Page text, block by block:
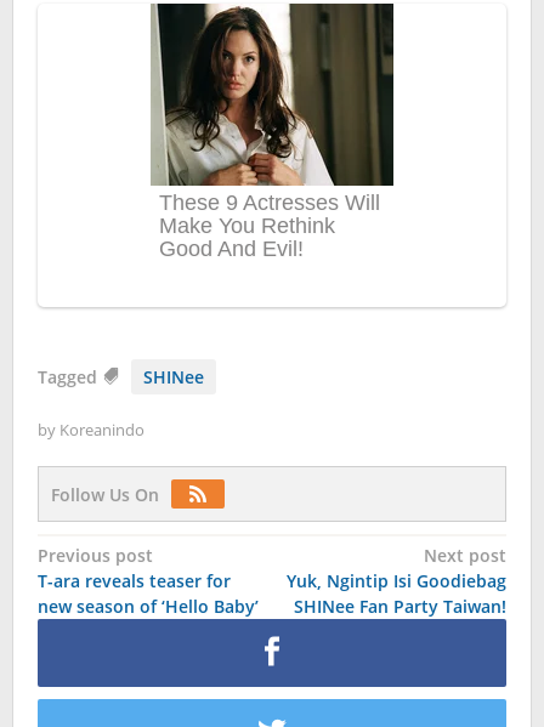
Tagged SHINee
by Koreanindo
Follow Us On
Post
navigation
Previous post
T-ara reveals teaser for
new season of ‘Hello Baby’
Next post
Yuk, Ngintip Isi Goodiebag
SHINee Fan Party Taiwan!